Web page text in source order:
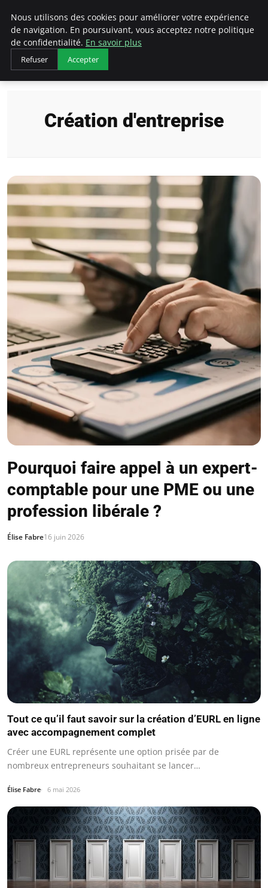
LECFCM
Accueil Création d'entreprise
Création d'entreprise
Pourquoi faire appel à un expert-
comptable pour une PME ou une
profession libérale ?
Élise Fabre16 juin 2026
Tout ce qu’il faut savoir sur la création d’EURL en ligne
avec accompagnement complet
Créer une EURL représente une option prisée par de
nombreux entrepreneurs souhaitant se lancer…
Élise Fabre 6 mai 2026
Nous utilisons des cookies pour améliorer votre expérience
de navigation. En poursuivant, vous acceptez notre politique
de confidentialité. En savoir plus
Refuser Accepter